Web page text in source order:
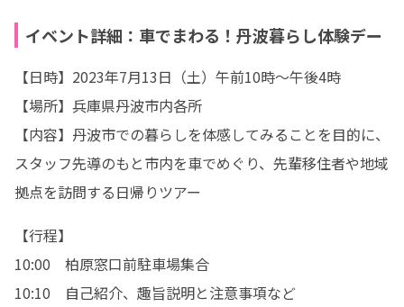
イベント詳細：車でまわる！丹波暮らし体験デー
【日時】2023年7月13日（土）午前10時～午後4時
【場所】兵庫県丹波市内各所
【内容】丹波市での暮らしを体感してみることを目的に、
スタッフ先導のもと市内を車でめぐり、先輩移住者や地域
拠点を訪問する日帰りツアー
【行程】
10:00　柏原窓口前駐車場集合
10:10　自己紹介、趣旨説明と注意事項など